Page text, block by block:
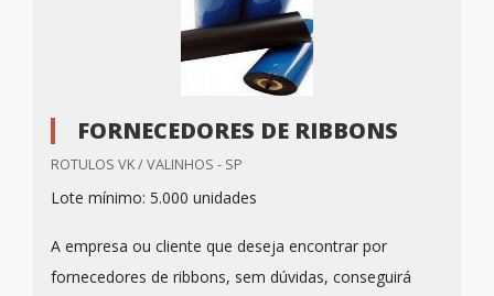
FORNECEDORES DE RIBBONS
ROTULOS VK / VALINHOS - SP
Lote mínimo: 5.000 unidades
A empresa ou cliente que deseja encontrar por
fornecedores de ribbons, sem dúvidas, conseguirá